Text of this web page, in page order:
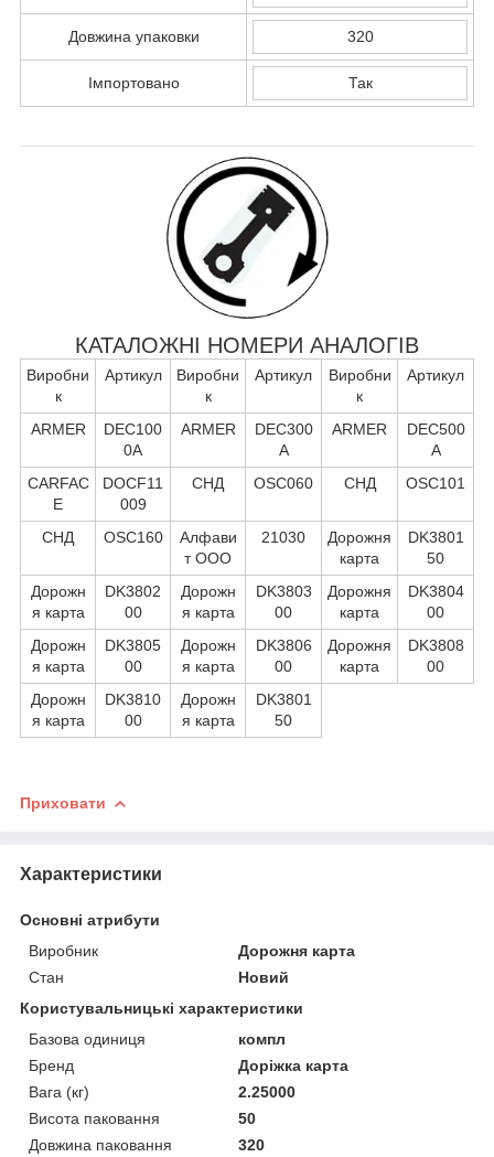
Довжина упаковки 320
Імпортовано Так
КАТАЛОЖНІ НОМЕРИ АНАЛОГІВ
Виробни
к
Артикул
Виробни
к
Артикул
Виробни
к
Артикул
ARMER
DEC100
0A
ARMER
DEC300
A
ARMER
DEC500
A
CARFAC
E
DOCF11
009
СНД OSC060 СНД OSC101
СНД OSC160
Алфави
т ООО
21030
Дорожня
карта
DK3801
50
Дорожн
я карта
DK3802
00
Дорожн
я карта
DK3803
00
Дорожня
карта
DK3804
00
Дорожн
я карта
DK3805
00
Дорожн
я карта
DK3806
00
Дорожня
карта
DK3808
00
Дорожн
я карта
DK3810
00
Дорожн
я карта
DK3801
50
Приховати
Характеристики
Основні атрибути
Виробник
Дорожня карта
Стан
Новий
Користувальницькі характеристики
Базова одиниця
компл
Бренд
Доріжка карта
Вага (кг)
2.25000
Висота паковання
50
Довжина паковання
320